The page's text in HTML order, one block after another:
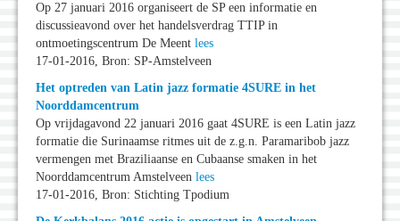
Op 27 januari 2016 organiseert de SP een informatie en
discussieavond over het handelsverdrag TTIP in
ontmoetingscentrum De Meent lees
17-01-2016, Bron: SP-Amstelveen
Het optreden van Latin jazz formatie 4SURE in het
Noorddamcentrum
Op vrijdagavond 22 januari 2016 gaat 4SURE is een Latin jazz
formatie die Surinaamse ritmes uit de z.g.n. Paramaribob jazz
vermengen met Braziliaanse en Cubaanse smaken in het
Noorddamcentrum Amstelveen lees
17-01-2016, Bron: Stichting Tpodium